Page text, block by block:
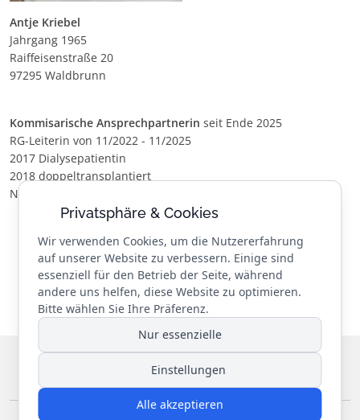
Antje Kriebel
Jahrgang 1965
Raiffeisenstraße 20
97295 Waldbrunn
Kommisarische Ansprechpartnerin seit Ende 2025
RG-Leiterin von 11/2022 - 11/2025
2017 Dialysepatientin
2018 doppeltransplantiert
Niere/Leber
© 2026 Landesverband Niere e.V.. Alle Rechte vorbehalten.
REIKEM Webentwicklung
Privatsphäre & Cookies
Wir verwenden Cookies, um die Nutzererfahrung
auf unserer Website zu verbessern. Einige sind
essenziell für den Betrieb der Seite, während
andere uns helfen, diese Website zu optimieren.
Bitte wählen Sie Ihre Präferenz.
Nur essenzielle
Einstellungen
Alle akzeptieren